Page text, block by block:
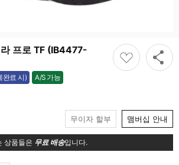
프로 TF (IB4477-
완료 시) A/S 가능
가능
무이자 할부 맴버십 안내
상품들은 무료 배송입니다.